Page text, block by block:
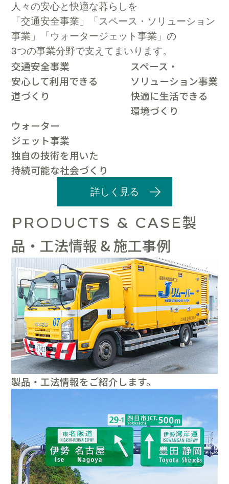
人々の安心と快適な暮らしを
「交通安全事業」「スペース・ソリューション
事業」「ウォータージェット事業」の
3つの事業分野で支えてまいります。
交通安全事業
安心して利用できる
道づくり
スペース・
ソリューション事業
快適に生活できる
環境づくり
ウォーター
ジェット事業
独自の技術を用いた
持続可能な社会づくり
詳しく見る
PRODUCTS & CASE製
品・工法情報 & 施工事例
製品・工法情報をご紹介します。